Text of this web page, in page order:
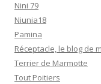
Nini 79
Niunia18
Pamina
Réceptacle, le blog de
Terrier de Marmotte
Tout Poitiers